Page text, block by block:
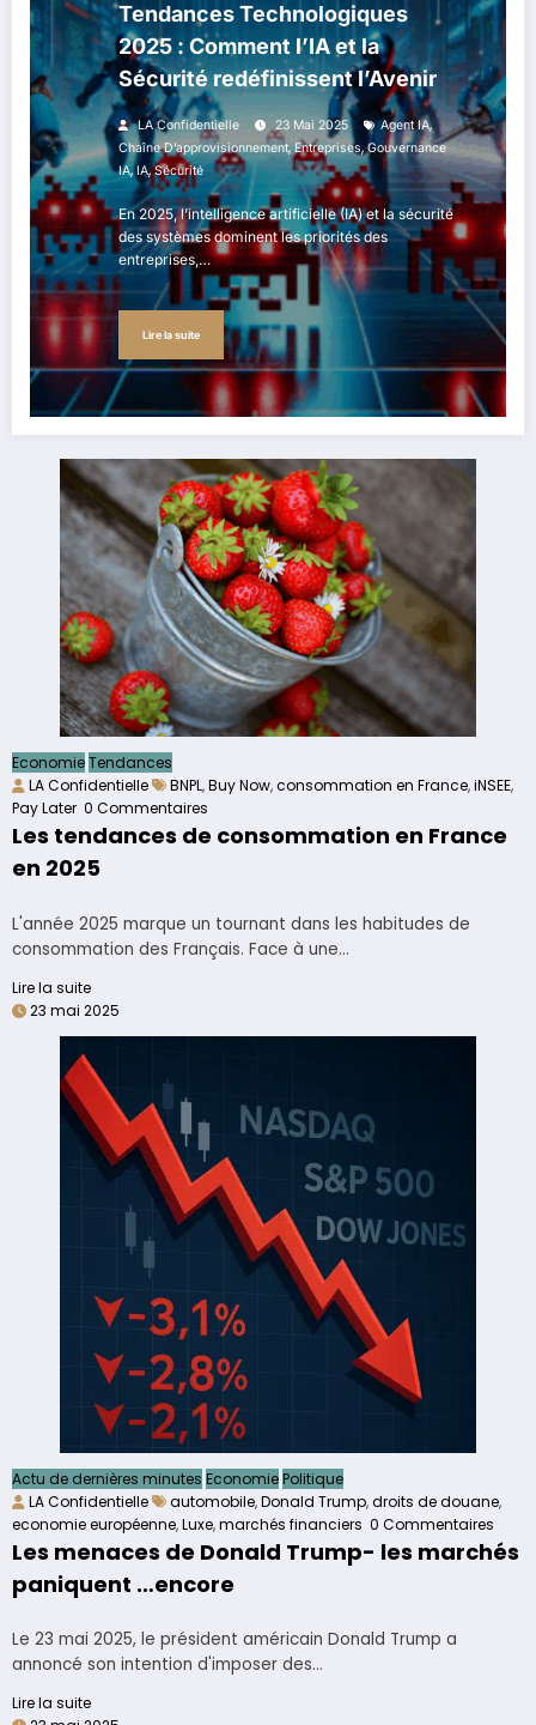
Tendances Technologiques
2025 : Comment l’IA et la
Sécurité redéfinissent l’Avenir
LA Confidentielle 23 Mai 2025 Agent IA,
Chaîne D’approvisionnement,Entreprises,Gouvernance
IA,IA,Sécurité
En 2025, l’intelligence artificielle (IA) et la sécurité
des systèmes dominent les priorités des
entreprises,…
Lire la suite
EconomieTendances
LA Confidentielle
BNPL,Buy Now,consommation en France,iNSEE,
Pay Later 0 Commentaires
Les tendances de consommation en France
en 2025
L'année 2025 marque un tournant dans les habitudes de
consommation des Français. Face à une…
Lire la suite
23 mai 2025
Actu de dernières minutes Economie Politique
LA Confidentielle
automobile,Donald Trump,droits de douane,
economie européenne,Luxe,marchés financiers 0 Commentaires
Les menaces de Donald Trump- les marchés
paniquent …encore
Le 23 mai 2025, le président américain Donald Trump a
annoncé son intention d'imposer des…
Lire la suite